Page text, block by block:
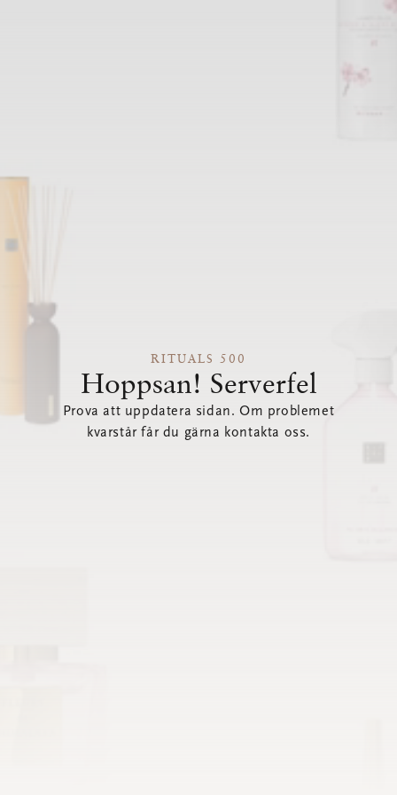
RITUALS 500
Hoppsan! Serverfel
Prova att uppdatera sidan. Om problemet
kvarstår får du gärna kontakta oss.